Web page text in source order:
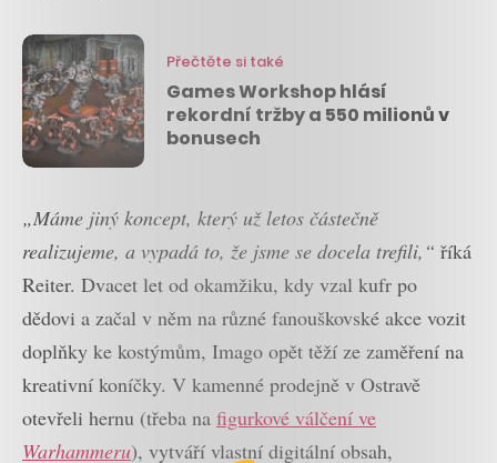
Přečtěte si také
Games Workshop hlásí
rekordní tržby a 550 milionů v
bonusech
„Máme jiný koncept, který už letos částečně
realizujeme, a vypadá to, že jsme se docela trefili,“ říká
Reiter. Dvacet let od okamžiku, kdy vzal kufr po
dědovi a začal v něm na různé fanouškovské akce vozit
doplňky ke kostýmům, Imago opět těží ze zaměření na
kreativní koníčky. V kamenné prodejně v Ostravě
otevřeli hernu (třeba na figurkové válčení ve
Warhammeru), vytváří vlastní digitální obsah,